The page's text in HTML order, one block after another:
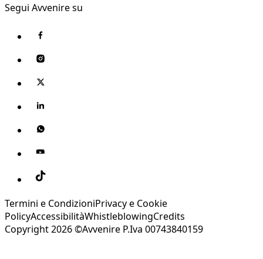
Segui Avvenire su
Termini e CondizioniPrivacy e Cookie
PolicyAccessibilitàWhistleblowingCredits
Copyright 2026 ©Avvenire P.Iva 00743840159